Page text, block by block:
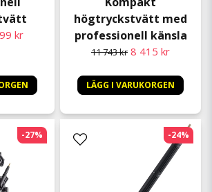
kr
högtryckstvätt med
professionell känsla
11 743 kr 8 415 kr
LÄGG I VARUKORGEN
-27% -24%